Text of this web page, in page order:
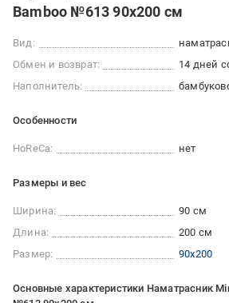
Bamboo №613 90x200 см
Вид:
Обмен и возврат:
14 дней
Наполнитель:
Особенности
HoReCa: нет
Размеры и вес
Ширина:
90 см
Длина:
200 см
Размер:
90x200
Основные характеристики Наматрасник